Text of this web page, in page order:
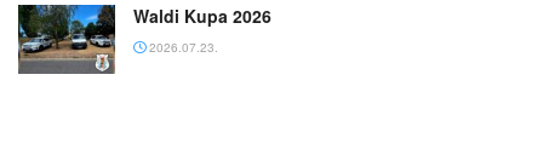
Waldi Kupa 2026
2026.07.23.